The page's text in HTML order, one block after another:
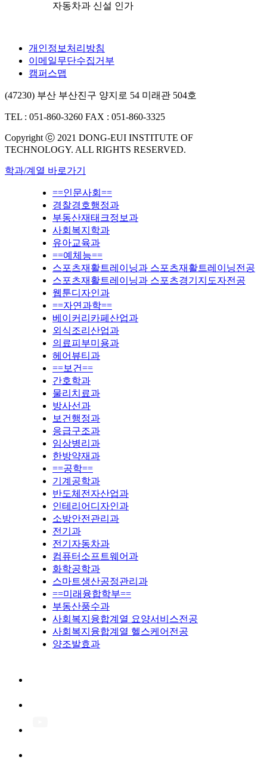
자동차과 신설 인가
개인정보처리방침
이메일무단수집거부
캠퍼스맵
(47230) 부산 부산진구 양지로 54 미래관 504호
TEL : 051-860-3260 FAX : 051-860-3325
Copyright ⓒ 2021 DONG-EUI INSTITUTE OF
TECHNOLOGY. ALL RIGHTS RESERVED.
학과/계열 바로가기
==인문사회==
경찰경호행정과
부동산재태크정보과
사회복지학과
유아교육과
==예체능==
스포츠재활트레이닝과 스포츠재활트레이닝전공
스포츠재활트레이닝과 스포츠경기지도자전공
웹툰디자인과
==자연과학==
베이커리카페산업과
외식조리산업과
의료피부미용과
헤어뷰티과
==보건==
간호학과
물리치료과
방사선과
보건행정과
응급구조과
임상병리과
한방약재과
==공학==
기계공학과
반도체전자산업과
인테리어디자인과
소방안전관리과
전기과
전기자동차과
컴퓨터소프트웨어과
화학공학과
스마트생산공정관리과
==미래융합학부==
부동산풍수과
사회복지융합계열 요양서비스전공
사회복지융합계열 헬스케어전공
양조발효과